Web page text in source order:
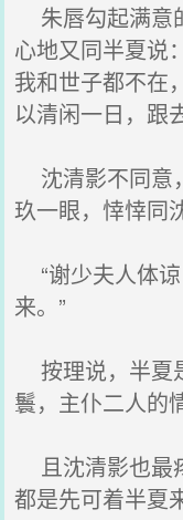
朱唇勾起满意
心地又同半夏说
我和世子都不在
以清闲一日，跟
沈清影不同意
玖一眼，悻悻同
“谢少夫人体
来。”
按理说，半夏
鬟，主仆二人的
且沈清影也最
都是先可着半夏